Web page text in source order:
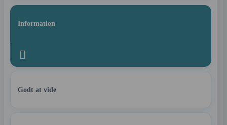
Information

Godt at vide